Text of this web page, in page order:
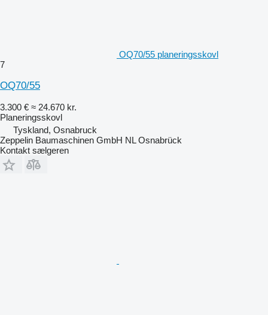
OQ70/55 planeringsskovl
7
OQ70/55
3.300 € ≈ 24.670 kr.
Planeringsskovl
Tyskland, Osnabruck
Zeppelin Baumaschinen GmbH NL Osnabrück
Kontakt sælgeren